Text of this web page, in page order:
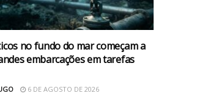
no fundo do mar começam a
embarcações em tarefas
6 DE AGOSTO DE 2026